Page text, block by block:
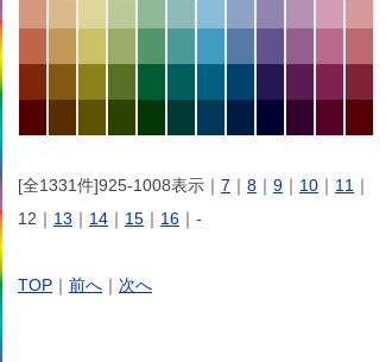
[全1331件]925-1008表示｜ 7 ｜ 8 ｜ 9 ｜ 10 ｜ 11 ｜
12｜ 13 ｜ 14 ｜ 15 ｜ 16 ｜-
TOP ｜ 前へ ｜ 次へ